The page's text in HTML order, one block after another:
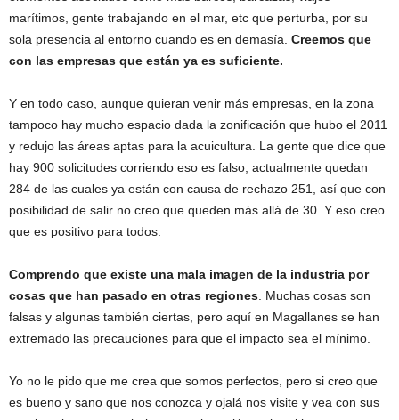
marítimos, gente trabajando en el mar, etc que perturba, por su
sola presencia al entorno cuando es en demasía. Creemos que
con las empresas que están ya es suficiente.
Y en todo caso, aunque quieran venir más empresas, en la zona
tampoco hay mucho espacio dada la zonificación que hubo el 2011
y redujo las áreas aptas para la acuicultura. La gente que dice que
hay 900 solicitudes corriendo eso es falso, actualmente quedan
284 de las cuales ya están con causa de rechazo 251, así que con
posibilidad de salir no creo que queden más allá de 30. Y eso creo
que es positivo para todos.
Comprendo que existe una mala imagen de la industria por
cosas que han pasado en otras regiones . Muchas cosas son
falsas y algunas también ciertas, pero aquí en Magallanes se han
extremado las precauciones para que el impacto sea el mínimo.
Yo no le pido que me crea que somos perfectos, pero si creo que
es bueno y sano que nos conozca y ojalá nos visite y vea con sus